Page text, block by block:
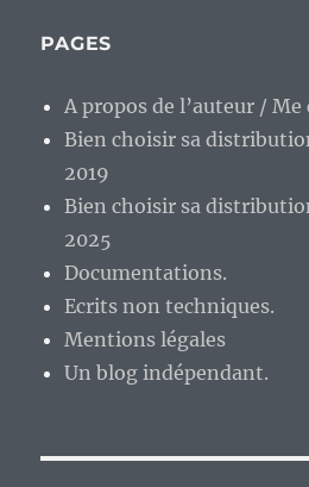
PAGES
A propos de l’auteur /
Bien choisir sa
2019
Bien choisir sa
2025
Documentations.
Ecrits non techniques.
Mentions légales
Un blog indépendant.